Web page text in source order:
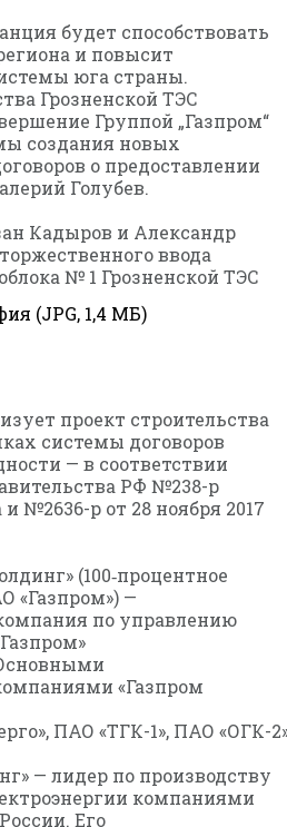
будет способствовать
и повысит
юга страны.
Грозненской ТЭС
Группой „Газпром“
создания новых
о предоставлении
Голубев.
Кадыров и Александр
ввода
№ 1 Грозненской ТЭС
(JPG, 1,4 МБ)
проект строительства
системы договоров
— в соответствии
РФ №238-р
и №2636-р от 28 ноября 2017
(100‑процентное
«Газпром») —
по управлению
«Газпром
ПАО «ТГК-1», ПАО «ОГК-
— лидер по производству
компаниями
Его